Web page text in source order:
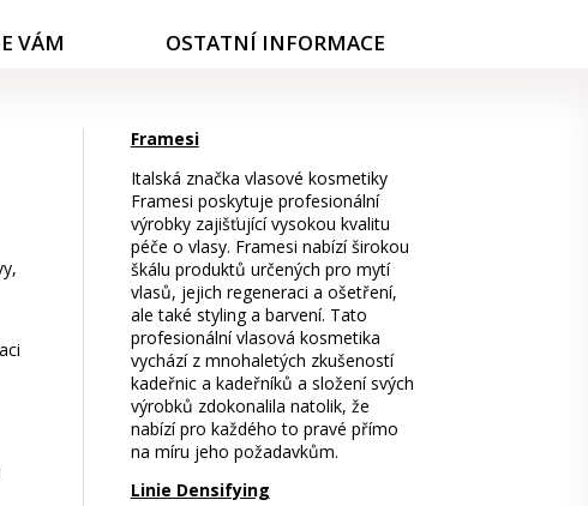
VÁM OSTATNÍ INFORMACE
Framesi
Italská značka vlasové kosmetiky
Framesi poskytuje profesionální
výrobky zajišťující vysokou kvalitu
péče o vlasy. Framesi nabízí širokou
škálu produktů určených pro mytí
vlasů, jejich regeneraci a ošetření,
ale také styling a barvení. Tato
profesionální vlasová kosmetika
vychází z mnohaletých zkušeností
kadeřnic a kadeřníků a složení svých
výrobků zdokonalila natolik, že
nabízí pro každého to pravé přímo
na míru jeho požadavkům.
Linie Densifying